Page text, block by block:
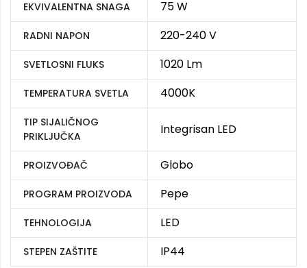
EKVIVALENTNA SNAGA 75 W
RADNI NAPON 220-240 V
SVETLOSNI FLUKS 1020 Lm
TEMPERATURA SVETLA 4000K
TIP SIJALIČNOG
PRIKLJUČKA
Integrisan LED
PROIZVOĐAČ Globo
PROGRAM PROIZVODA Pepe
TEHNOLOGIJA LED
STEPEN ZAŠTITE IP44